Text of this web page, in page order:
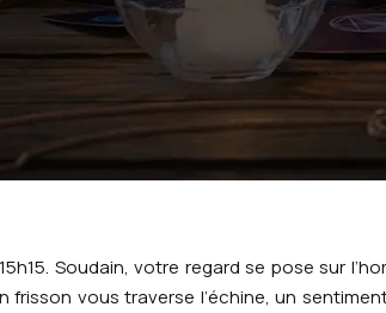
Soudain, votre regard se pose sur
frisson vous traverse l’échine, un